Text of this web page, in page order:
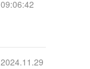
09:06:42
2024.11.29